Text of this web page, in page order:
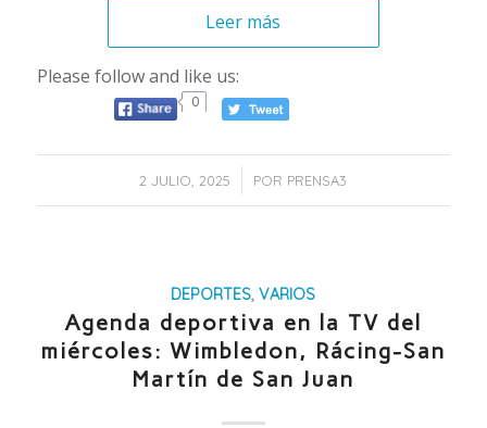
Leer más
Please follow and like us:
0
2 JULIO, 2025
/ POR PRENSA3
DEPORTES,VARIOS
Agenda deportiva en la TV del
miércoles: Wimbledon, Rácing-San
Martín de San Juan